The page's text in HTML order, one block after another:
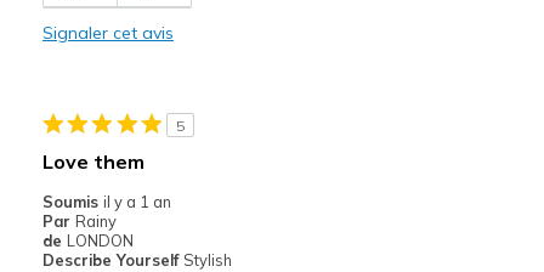
Les meilleures utilisations
Quotidien
Largeur
Bonne largeur
Signaler cet avis
5
Love them
Soumis il y a 1 an
Par Rainy
de LONDON
Describe Yourself Stylish